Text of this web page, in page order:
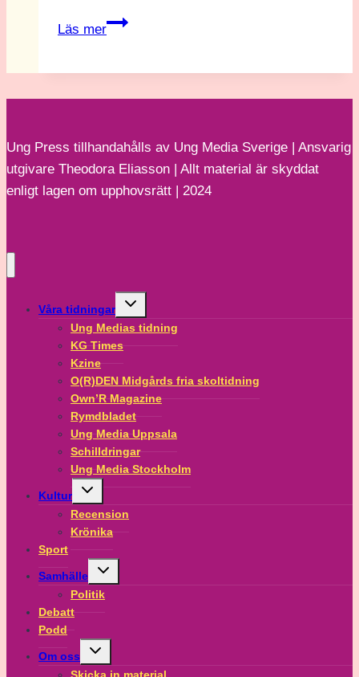
Läs mer
Låt
leva
din
dröm
Ung Press tillhandahålls av Ung Media Sverige | Ansvarig
utgivare Theodora Eliasson | Allt material är skyddat
enligt lagen om upphovsrätt | 2024
Våra tidningar
Toggle
menu
Ung Medias tidning
KG Times
Kzine
O(R)DEN Midgårds fria skoltidning
Own’R Magazine
Rymdbladet
Ung Media Uppsala
Schilldringar
Ung Media Stockholm
Kultur
Toggle
menu
Recension
Krönika
Sport
Samhälle
Toggle
menu
Politik
Debatt
Podd
Om oss
Toggle
menu